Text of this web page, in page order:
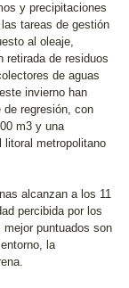
y precipitaciones
tareas de gestión
al oleaje,
retirada de residuos
de aguas
invierno han
regresión, con
m3 y una
litoral metropolitano
alcanzan a los 11
percibida por los
puntuados son
la